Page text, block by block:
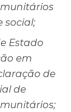
social;
Estado
em
de
de